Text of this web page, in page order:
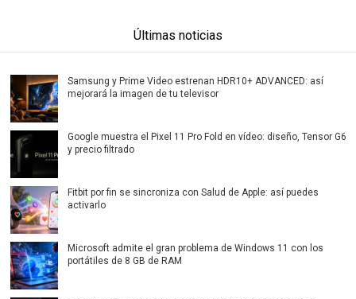
Últimas noticias
Samsung y Prime Video estrenan HDR10+ ADVANCED: así
mejorará la imagen de tu televisor
Google muestra el Pixel 11 Pro Fold en vídeo: diseño, Tensor G6
y precio filtrado
Fitbit por fin se sincroniza con Salud de Apple: así puedes
activarlo
Microsoft admite el gran problema de Windows 11 con los
portátiles de 8 GB de RAM